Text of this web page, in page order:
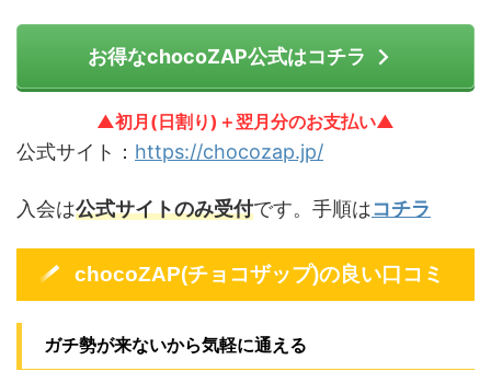
お得なchocoZAP公式はコチラ
▲初月(日割り)＋翌月分のお支払い▲
公式サイト： https://chocozap.jp/
入会は公式サイトのみ受付です。手順はコチラ
chocoZAP(チョコザップ)の良い口コミ
ガチ勢が来ないから気軽に通える